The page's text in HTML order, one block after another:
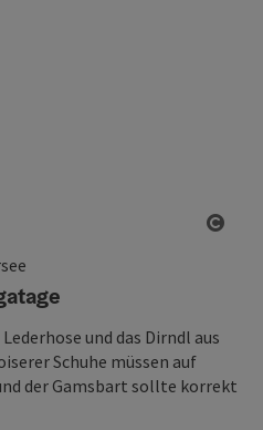
und das Dirndl aus
Schuhe müssen auf
der Gamsbart sollte korrekt